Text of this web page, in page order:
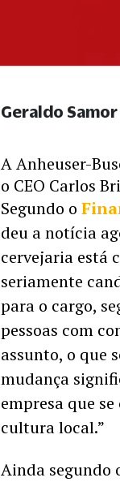
A Anheuser-
o CEO Carlos
Segundo o
deu a notícia
cervejaria está
seriamente
para o cargo,
pessoas com
assunto, o que
mudança
empresa que
cultura local.”
Ainda segundo
Geraldo Samor